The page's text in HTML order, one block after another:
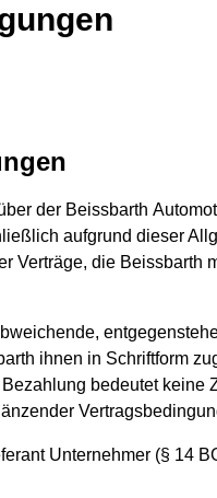
der Beissbarth
aufgrund dieser
Verträge, die
ihnen in Schriftform
bedeutet
Unternehmer (§ 14